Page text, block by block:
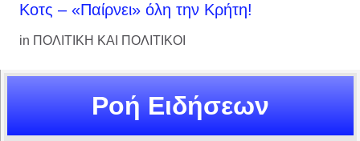
Κοτς – «Παίρνει» όλη την Κρήτη!
in ΠΟΛΙΤΙΚΗ ΚΑΙ ΠΟΛΙΤΙΚΟΙ
Ροή Ειδήσεων